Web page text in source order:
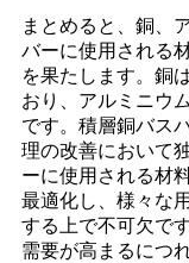
まとめると、銅、
バーに使用される
を果たします。銅
おり、アルミニウ
です。積層銅バス
理の改善において
ーに使用される材
最適化し、様々な
する上で不可欠で
需要が高まるにつ